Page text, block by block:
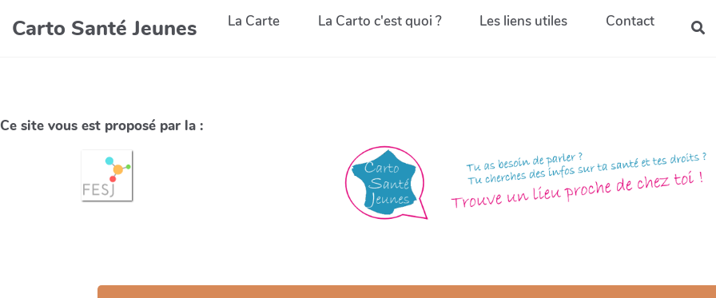
Carto Santé Jeunes La Carte La Carto c'est quoi ? Les liens utiles Contact
Ce site vous est proposé par la :